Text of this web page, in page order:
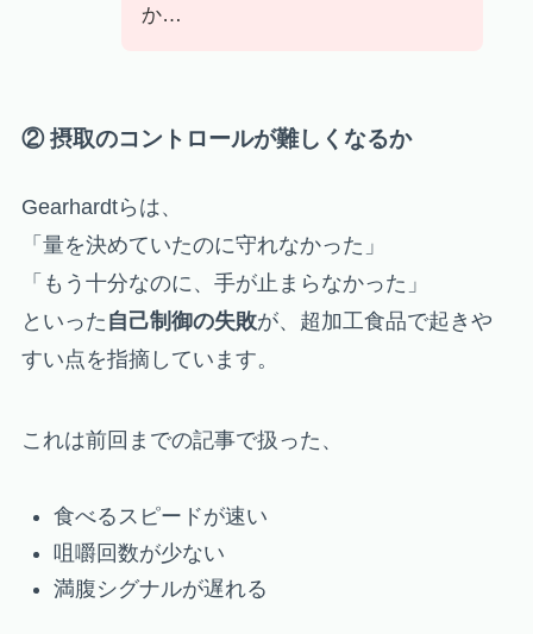
か…
② 摂取のコントロールが難しくなるか
Gearhardtらは、
「量を決めていたのに守れなかった」
「もう十分なのに、手が止まらなかった」
といった 自己制御の失敗が、超加工食品で起きや
すい点を指摘しています。
これは前回までの記事で扱った、
食べるスピードが速い
咀嚼回数が少ない
満腹シグナルが遅れる